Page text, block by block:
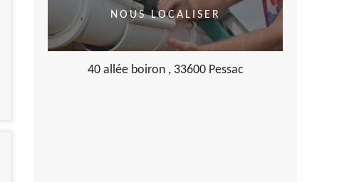
NOUS LOCALISER
40 allée boiron , 33600 Pessac